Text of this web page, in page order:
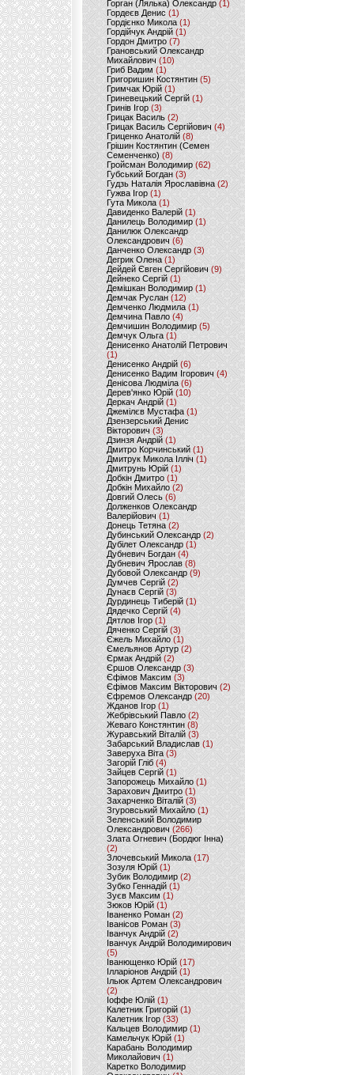
Горган (Лялька) Олександр(1)
Гордеєв Денис (1)
Гордієнко Микола (1)
Гордійчук Андрій (1)
Гордон Дмитро (7)
Грановський Олександр
Михайлович (10)
Гриб Вадим (1)
Григоришин Костянтин (5)
Гримчак Юрій(1)
Гриневецький Сергій(1)
Гринів Ігор (3)
Грицак Василь (2)
Грицак Василь Сергійович (4)
Гриценко Анатолій (8)
Грішин Костянтин (Семен
Семенченко)(8)
Гройсман Володимир(62)
Губський Богдан (3)
Гудзь Наталія Ярославівна(2)
Гужва Ігор (1)
Гута Микола (1)
Давиденко Валерій (1)
Данилець Володимир(1)
Данилюк Олександр
Олександрович (6)
Данченко Олександр (3)
Дегрик Олена(1)
Дейдей Євген Сергійович(9)
Дейнеко Сергій (1)
Демішкан Володимир(1)
Демчак Руслан (12)
Демченко Людмила (1)
Демчина Павло (4)
Демчишин Володимир (5)
Демчук Ольга(1)
Денисенко Анатолій Петрович
(1)
Денисенко Андрій (6)
Денисенко Вадим Ігорович (4)
Денісова Людміла(6)
Дерев'янко Юрій(10)
Деркач Андрій(1)
Джемілєв Мустафа (1)
Дзензерський Денис
Вікторович (3)
Дзинзя Андрій (1)
Дмитро Корчинський (1)
Дмитрук Микола Ілліч (1)
Дмитрунь Юрій (1)
Добкін Дмитро(1)
Добкін Михайло (2)
Довгий Олесь (6)
Долженков Олександр
Валерійович (1)
Донець Тетяна (2)
Дубинський Олександр(2)
Дубілет Олександр (1)
Дубневич Богдан (4)
Дубневич Ярослав (8)
Дубовой Олександр(9)
Думчев Сергій (2)
Дунаєв Сергій(3)
Дурдинець Тиберій (1)
Дядечко Сергій (4)
Дятлов Ігор (1)
Дяченко Сергій (3)
Єжель Михайло (1)
Ємельянов Артур (2)
Єрмак Андрій (2)
Єршов Олександр (3)
Єфімов Максим (3)
Єфімов Максим Вікторович (2)
Єфремов Олександр (20)
Жданов Ігор (1)
Жебрівський Павло (2)
Жеваго Констянтин (8)
Журавський Віталій (3)
Забарський Владислав (1)
Заверуха Віта (3)
Загорій Гліб (4)
Зайцев Сергій(1)
Запорожець Михайло (1)
Зарахович Дмитро (1)
Захарченко Віталій (3)
Згуровський Михайло (1)
Зеленський Володимир
Олександрович (266)
Злата Огневич (Бордюг Інна)
(2)
Злочевський Микола(17)
Зозуля Юрій (1)
Зубик Володимир (2)
Зубко Геннадій (1)
Зуєв Максим(1)
Зюков Юрій (1)
Іваненко Роман (2)
Іванісов Роман (3)
Іванчук Андрій(2)
Іванчук Андрій Володимирович
(5)
Іванющенко Юрій (17)
Ілларіонов Андрій (1)
Ільюк Артем Олександрович
(2)
Іоффе Юлій (1)
Калетник Григорій(1)
Калетник Ігор (33)
Кальцев Володимир(1)
Камельчук Юрій (1)
Карабань Володимир
Миколайович (1)
Каретко Володимир